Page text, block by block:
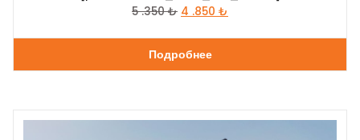
5 .350₺ 4 .850 ₺
Подробнее